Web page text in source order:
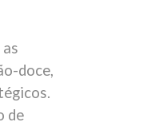
doce,
de